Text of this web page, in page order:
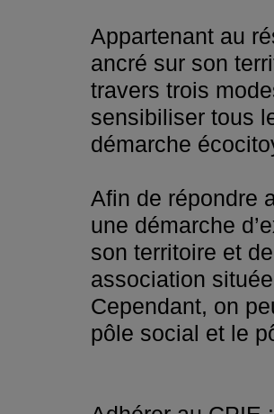
Appartenant au
ancré sur son
travers trois
sensibiliser tous
démarche
Afin de répondre
une démarche
son territoire et
association
Cependant, on
pôle social et le